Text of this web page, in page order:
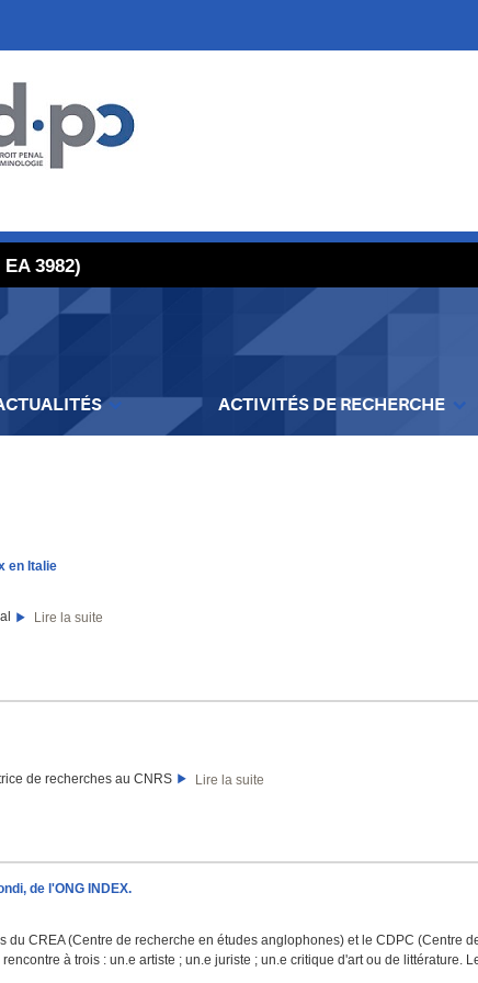
3982)
ACTIVITÉS DE RECHERCHE
en Italie
Lire la suite
de recherches au CNRS
Lire la suite
de l'ONG INDEX.
CREA (Centre de recherche en études anglophones) et le CDPC (Centre
à trois : un.e artiste ; un.e juriste ; un.e critique d'art ou de littérature.